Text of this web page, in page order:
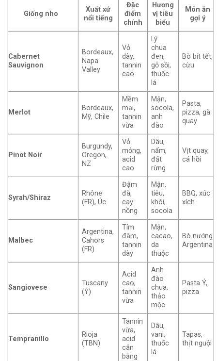
Giống nho
Xuất xứ
nổi tiếng
Đặc
điểm
chính
Hương
vị tiêu
biểu
Món ăn
gợi ý
Cabernet
Sauvignon
Bordeaux,
Napa
Valley
Vỏ
dày,
tannin
cao
Lý
chua
đen,
gỗ sồi,
thuốc
lá
Bò bít tết,
cừu
Merlot
Bordeaux,
Mỹ, Chile
Mềm
mại,
tannin
vừa
Mận,
socola,
anh
đào
Pasta,
pizza, gà
quay
Pinot Noir
Burgundy,
Oregon,
NZ
Vỏ
mỏng,
acid
cao
Dâu,
nấm,
đất
rừng
Vịt quay,
cá hồi
Syrah/Shiraz
Rhône
(FR), Úc
Đậm
đà,
cay
nồng
Mận,
tiêu,
khói,
socola
BBQ, xúc
xích
Malbec
Argentina,
Cahors
(FR)
Tím
đậm,
tannin
dày
Mận,
cacao,
da
thuộc
Bò nướng
Argentina
Sangiovese
Tuscany
(Ý)
Acid
cao,
tannin
vừa
Anh
đào
chua,
thảo
mộc
Pasta Ý,
pizza
Tempranillo
Rioja
(TBN)
Tannin
vừa,
acid
cân
bằng
Dâu,
vani,
thuốc
lá
Tapas,
thịt nguội